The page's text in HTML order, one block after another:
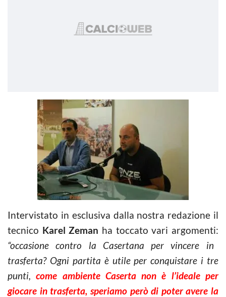
Intervistato in esclusiva dalla nostra redazione il
tecnico Karel Zeman ha toccato vari argomenti:
“occasione contro la Casertana per vincere in
trasferta? Ogni partita è utile per conquistare i tre
punti,come ambiente Caserta non è l’ideale per
giocare in trasferta, speriamo però di poter avere la